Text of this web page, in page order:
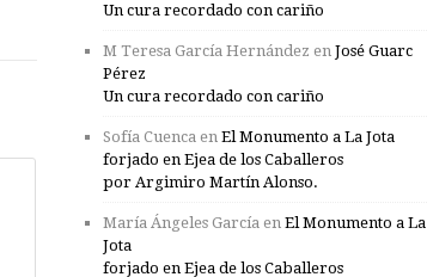
Un cura recordado con cariño
M Teresa García Hernández en José Guarc
Pérez
Un cura recordado con cariño
Sofía Cuenca en El Monumento a La Jota
forjado en Ejea de los Caballeros
por Argimiro Martín Alonso.
María Ángeles García en El Monumento a La
Jota
forjado en Ejea de los Caballeros